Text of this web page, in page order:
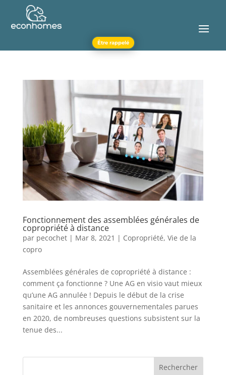
Être rappelé
Fonctionnement des assemblées générales de
copropriété à distance
par pecochet| Mar 8, 2021 | Copropriété, Vie de la
copro
Assemblées générales de copropriété à distance :
comment ça fonctionne ? Une AG en visio vaut mieux
qu’une AG annulée ! Depuis le début de la crise
sanitaire et les annonces gouvernementales parues
en 2020, de nombreuses questions subsistent sur la
tenue des...